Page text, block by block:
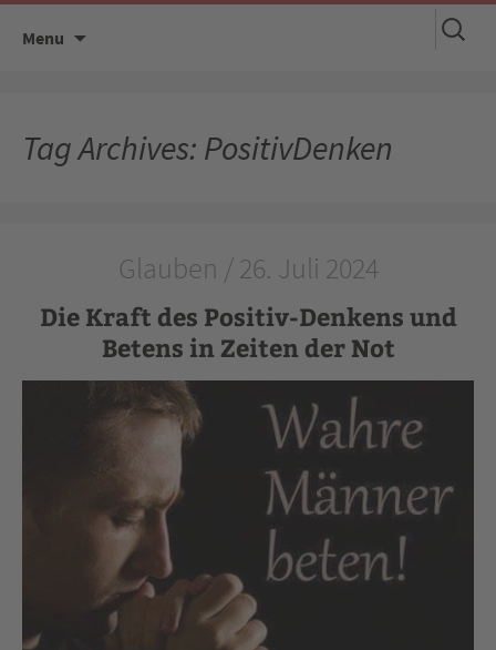
Menu
Suchen
nach:
Tag Archives: PositivDenken
Glauben / 26. Juli 2024
Die Kraft des Positiv-Denkens und
Betens in Zeiten der Not